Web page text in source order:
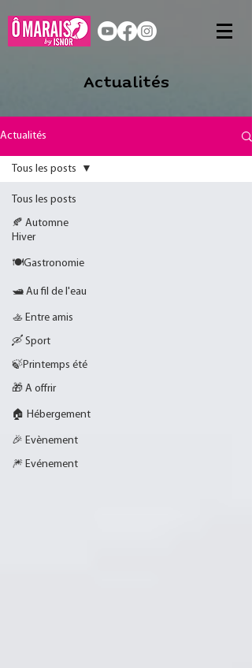
Actualités
Actualités
Tous les posts
🍂 Automne
Hiver
🍽️Gastronomie
🛥️ Au fil de l'eau
🚣 Entre amis
🛶 Sport
🍃Printemps été
🎁 A offrir
🏠 Hébergement
🎉 Evènement
🎆 Evénement
Tous les posts